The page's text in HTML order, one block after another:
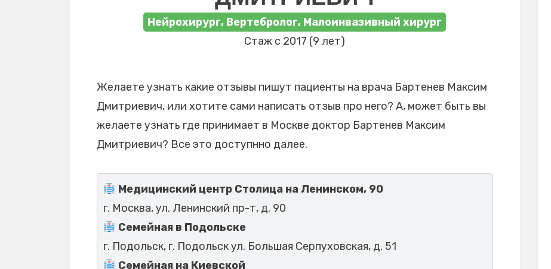
Нейрохирург, Вертебролог, Малоинвазивный хирург
Стаж с 2017 (9 лет)
Желаете узнать какие отзывы пишут пациенты на врача Бартенев Максим
Дмитриевич, или хотите сами написать отзыв про него? А, может быть вы
желаете узнать где принимает в Москве доктор Бартенев Максим
Дмитриевич? Все это доступнно далее.
Медицинский центр Столица на Ленинском, 90
г. Москва, ул. Ленинский пр-т, д. 90
Семейная в Подольске
г. Подольск, г. Подольск ул. Большая Серпуховская, д. 51
Семейная на Киевской